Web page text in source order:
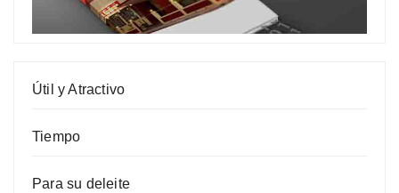
Útil y Atractivo
Tiempo
Para su deleite